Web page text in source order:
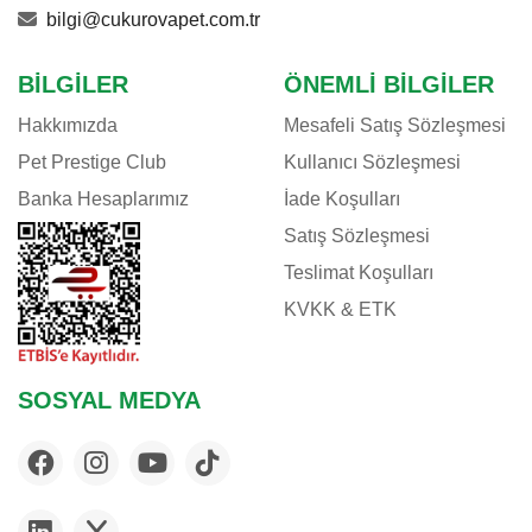
E-JET
EXO TERRA
EZYDOG
FELIX
FERPLAST
FLAMINGO
FLEXI
G & B
GIMCAT
bilgi@cukurovapet.com.tr
BILGILER
Hakkımızda
Pet Prestige Club
Banka Hesaplarımız
ÖNEMLI BILGILER
Mesafeli Satış Sözleşmesi
Kullanıcı Sözleşmesi
İade Koşulları
Satış Sözleşmesi
Teslimat Koşulları
KVKK & ETK
SOSYAL MEDYA